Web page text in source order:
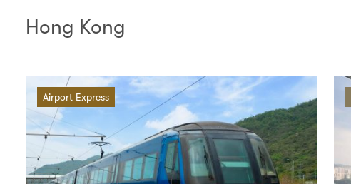
Hong Kong
Airport Express